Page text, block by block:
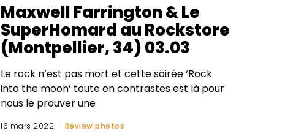
Maxwell Farrington & Le
SuperHomard au Rockstore
(Montpellier, 34) 03.03
Le rock n’est pas mort et cette soirée ‘Rock
into the moon’ toute en contrastes est là pour
nous le prouver une
16 mars 2022 Review photos